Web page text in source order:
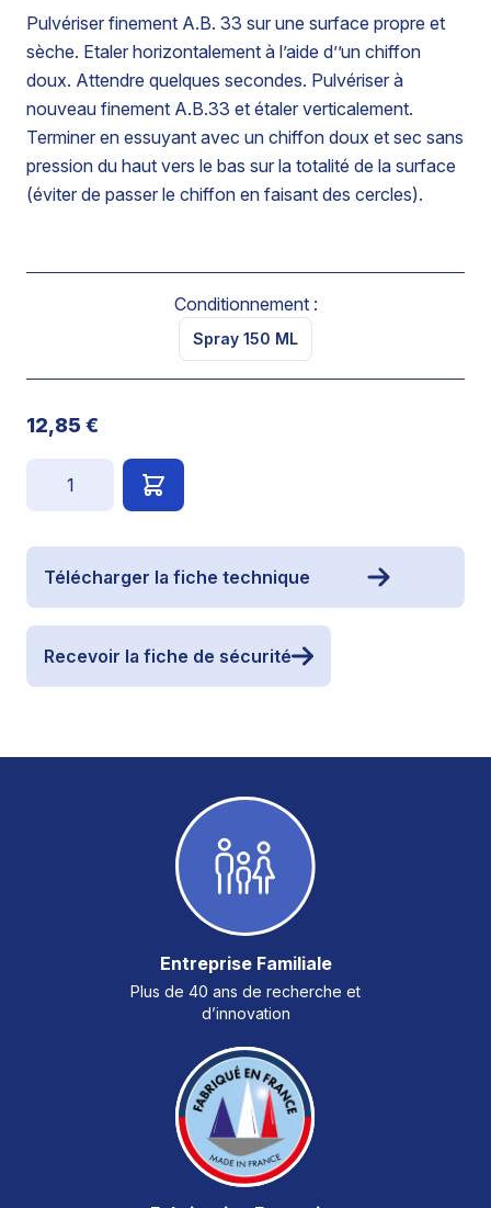
Pulvériser finement A.B. 33 sur une surface propre et
sèche. Etaler horizontalement à l’aide d’’un chiffon
doux. Attendre quelques secondes. Pulvériser à
nouveau finement A.B.33 et étaler verticalement.
Terminer en essuyant avec un chiffon doux et sec sans
pression du haut vers le bas sur la totalité de la surface
(éviter de passer le chiffon en faisant des cercles).
Conditionnement :
Spray 150 ML
12,85 €
Télécharger la fiche technique
Recevoir la fiche de sécurité
Entreprise Familiale
Plus de 40 ans de recherche et
d’innovation